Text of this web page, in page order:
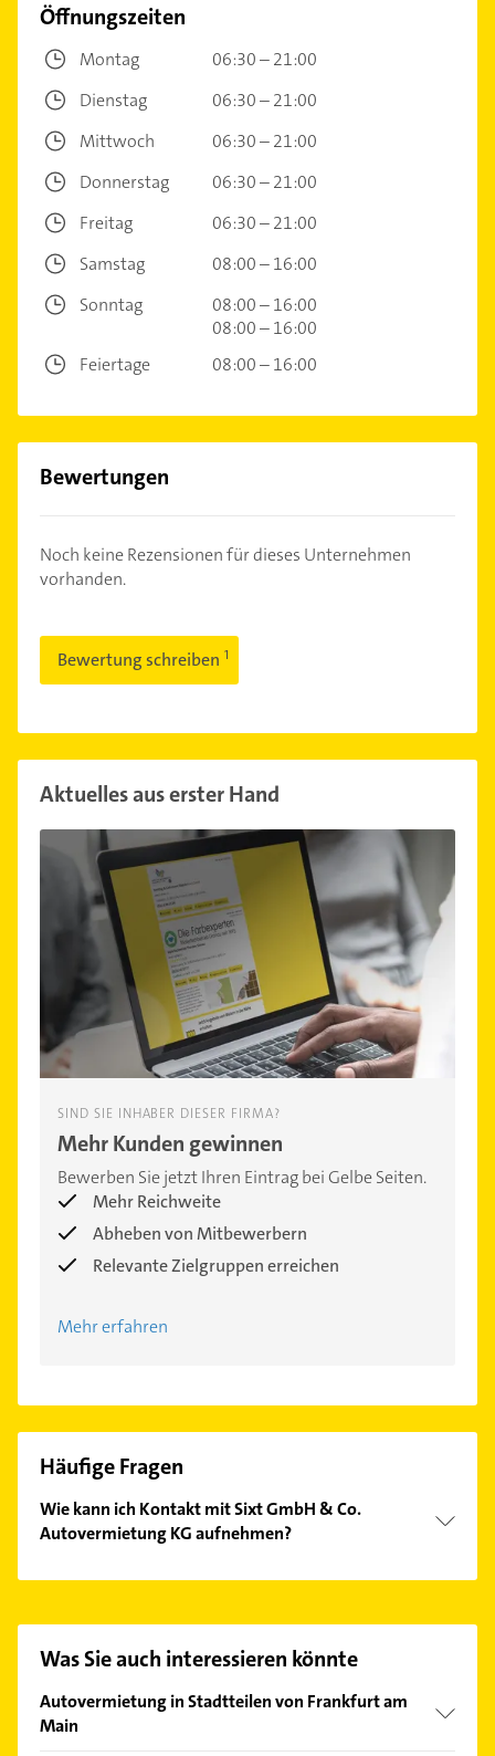
Öffnungszeiten
Montag
06:30 – 21:00
Dienstag
06:30 – 21:00
Mittwoch
06:30 – 21:00
Donnerstag
06:30 – 21:00
Freitag
06:30 – 21:00
Samstag
08:00 – 16:00
Sonntag
08:00 – 16:00
08:00 – 16:00
Feiertage
08:00 – 16:00
Bewertungen
Noch keine Rezensionen für dieses Unternehmen
vorhanden.
Bewertung schreiben
Aktuelles aus erster Hand
SIND SIE INHABER DIESER FIRMA?
Mehr Kunden gewinnen
Bewerben Sie jetzt Ihren Eintrag bei Gelbe Seiten.
Mehr Reichweite
Abheben von Mitbewerbern
Relevante Zielgruppen erreichen
Mehr erfahren
Häufige Fragen
Wie kann ich Kontakt mit Sixt GmbH & Co.
Autovermietung KG aufnehmen?
Hier finden Sie alleKontaktdaten
Was Sie auch interessieren könnte
Autovermietung in Stadtteilen von Frankfurt am
Main